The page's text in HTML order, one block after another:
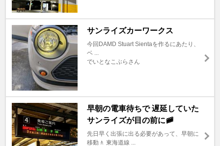
サンライズカーワークス
今回DAMD Stuart Sientaを作るにあたり、
ベ ...
でいとなこぶらさん
早朝の電車待ちで 遅延していた
サンライズが目の前に🚞
先日早く出張に出る必要があって、早朝に
移動🚶 東海道線 ...